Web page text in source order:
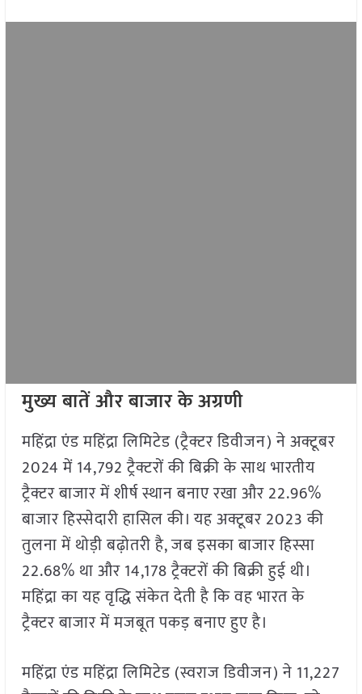
मुख्य बातें और बाजार के अग्रणी
महिंद्रा एंड महिंद्रा लिमिटेड (ट्रैक्टर डिवीजन) ने अक्टूबर
2024 में 14,792 ट्रैक्टरों की बिक्री के साथ भारतीय
ट्रैक्टर बाजार में शीर्ष स्थान बनाए रखा और 22.96%
बाजार हिस्सेदारी हासिल की। यह अक्टूबर 2023 की
तुलना में थोड़ी बढ़ोतरी है, जब इसका बाजार हिस्सा
22.68% था और 14,178 ट्रैक्टरों की बिक्री हुई थी।
महिंद्रा का यह वृद्धि संकेत देती है कि वह भारत के
ट्रैक्टर बाजार में मजबूत पकड़ बनाए हुए है।
महिंद्रा एंड महिंद्रा लिमिटेड (स्वराज डिवीजन) ने 11,227